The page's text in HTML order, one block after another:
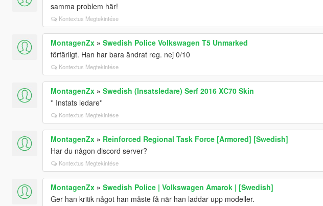
samma problem här!
Kontextus Megtekintése
MontagenZx» Swedish Police Volkswagen T5 Unmarked
förfärligt. Han har bara ändrat reg. nej 0/10
Kontextus Megtekintése
MontagenZx» Swedish (Insatsledare) Serf 2016 XC70 Skin
'' Instats ledare''
Kontextus Megtekintése
MontagenZx» Reinforced Regional Task Force [Armored] [Swedish]
Har du någon discord server?
Kontextus Megtekintése
MontagenZx» Swedish Police | Volkswagen Amarok | [Swedish]
Ger han kritik något han måste få när han laddar upp modeller.